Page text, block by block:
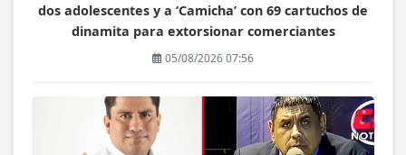
dos adolescentes y a ‘Camicha’ con 69 cartuchos de
dinamita para extorsionar comerciantes
05/08/2026 07:56